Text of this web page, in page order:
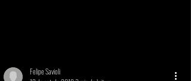
Felipe Savioli